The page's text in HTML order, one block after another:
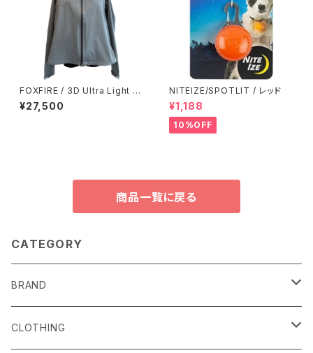
FOXFIRE / 3D Ultra Light R
ain Jacket
¥27,500
NITEIZE/SPOTLIT / レッド
¥1,188
10%OFF
商品一覧に戻る
CATEGORY
BRAND
alls
CLOTHING